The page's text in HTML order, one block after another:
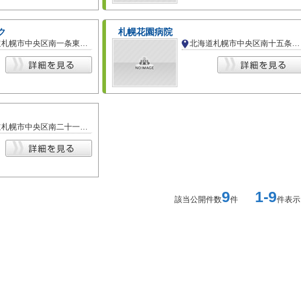
北海道札幌市中央区南一条東２丁目
札幌花園病院
北海道札幌市中央区南十五条西１５丁目
北海道札幌市中央区南二十一条西１４丁目
該当公開件数9件 1-9件表示